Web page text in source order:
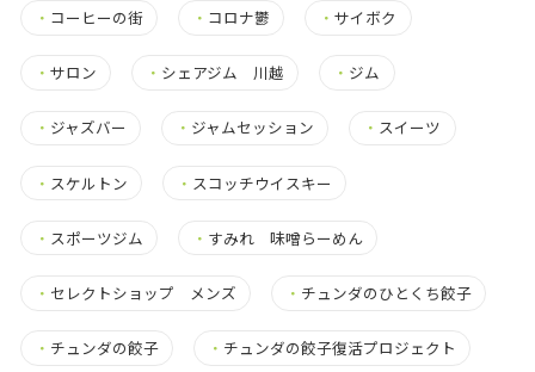
・ コーヒーの街 ・ コロナ鬱 ・サイボク
・ サロン ・ シェアジム 川越 ・ ジム
・ ジャズバー ・ ジャムセッション ・ スイーツ
・ スケルトン ・ スコッチウイスキー
・ スポーツジム ・ すみれ 味噌らーめん
・ セレクトショップ メンズ ・ チュンダのひとくち餃子
・ チュンダの餃子 ・ チュンダの餃子復活プロジェクト